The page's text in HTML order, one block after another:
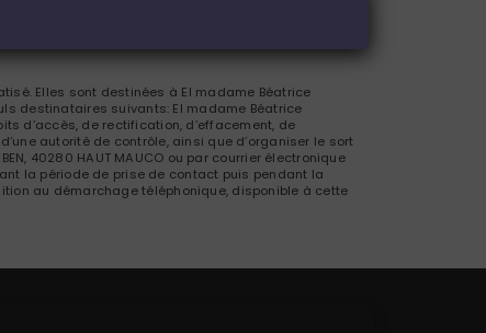
Elles sont destinées à El madame Béatrice
destinataires suivants: El madame Béatrice
d’accès, de rectification, d’effacement, de
autorité de contrôle, ainsi que d’organiser le sort
40280 HAUT MAUCO ou par courrier électronique
la période de prise de contact puis pendant la
au démarchage téléphonique, disponible à cette